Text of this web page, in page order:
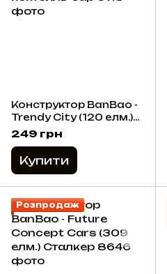
Конструктор BanBao -
Trendy City (120 елм.)
Мобільний коктейль-
249 грн
Купити
Розпродаж